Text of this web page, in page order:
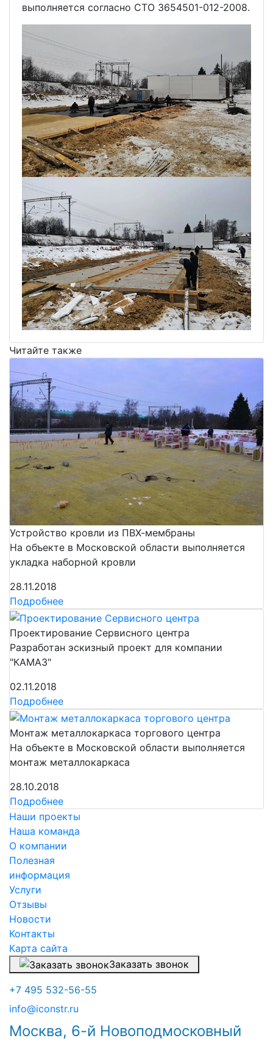
выполняется согласно СТО 3654501-012-2008.
Читайте также
Устройство кровли из ПВХ-мембраны
На объекте в Московской области выполняется
укладка наборной кровли
28.11.2018
Подробнее
Проектирование Сервисного центра
Разработан эскизный проект для компании
"КАМАЗ"
02.11.2018
Подробнее
Монтаж металлокаркаса торгового центра
На объекте в Московской области выполняется
монтаж металлокаркаса
28.10.2018
Подробнее
Наши проекты
Наша команда
О компании
Полезная
информация
Услуги
Отзывы
Новости
Контакты
Карта сайта
Заказать звонок
+7 495 532-56-55
info@iconstr.ru
Москва, 6-й Новоподмосковный